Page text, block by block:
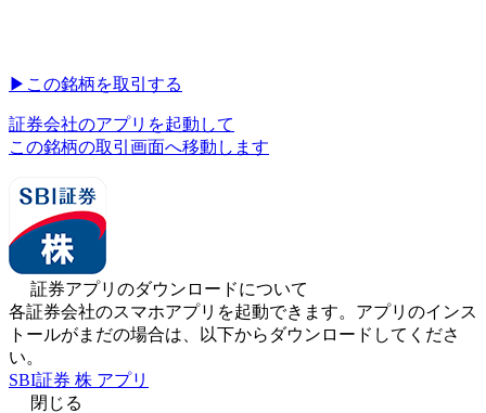
▶︎ この銘柄を取引する
証券会社のアプリを起動して
この銘柄の取引画面へ移動します
証券アプリのダウンロードについて
各証券会社のスマホアプリを起動できます。アプリのインス
トールがまだの場合は、以下からダウンロードしてくださ
い。
SBI証券 株 アプリ
閉じる